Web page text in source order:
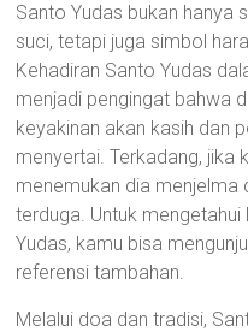
Santo Yudas bukan hanya
suci, tetapi juga simbol
Kehadiran Santo Yudas
menjadi pengingat bahwa
keyakinan akan kasih dan
menyertai. Terkadang, jika
menemukan dia menjelma
terduga. Untuk
Yudas, kamu bisa
referensi tambahan.
Melalui doa dan tradisi,